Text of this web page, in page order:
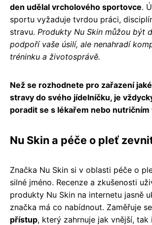
den udělal vrcholového sportovce.
sportu vyžaduje tvrdou práci,
stravu. Produkty Nu Skin můžou být
podpoří vaše úsilí, ale nenahradí
tréninku a životosprávě.
Než se rozhodnete pro zařazení
stravy do svého jídelníčku, je
poradit se s lékařem nebo
Nu Skin a péče o pleť
Značka Nu Skin si v oblasti péče o
silné jméno. Recenze a zkušenosti
produkty Nu Skin na internetu jasně
značka má co nabídnout. Zaměřuje
přístup, který zahrnuje jak vnější, tak i